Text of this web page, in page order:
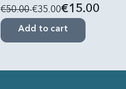
€50.00-€35.00€15.00
Add to cart